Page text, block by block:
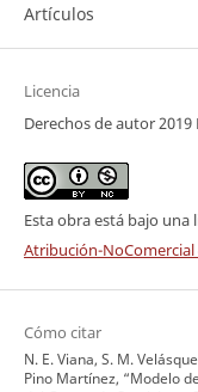
Artículos
Licencia
Derechos de autor
Esta obra está bajo una
Atribución-NoComercial
Cómo citar
N. E. Viana, S. M.
Pino Martínez, “Modelo